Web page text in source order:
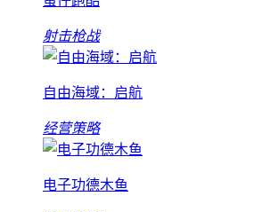
射击枪战
自由海域：启航
经营策略
电子功德木鱼